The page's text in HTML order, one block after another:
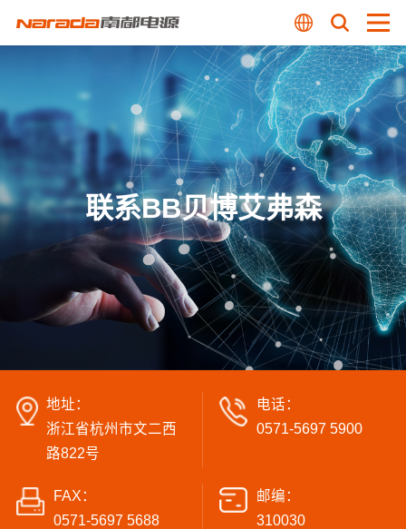
联系BB贝博艾弗森
地址：
浙江省杭州市文二西
路822号
电话：
0571-5697 5900
FAX：
0571-5697 5688
邮编：
310030